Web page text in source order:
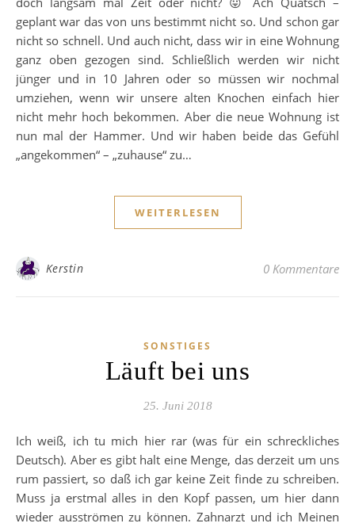
geplant war das von uns bestimmt nicht so. Und schon gar
nicht so schnell. Und auch nicht, dass wir in eine Wohnung
ganz oben gezogen sind. Schließlich werden wir nicht
jünger und in 10 Jahren oder so müssen wir nochmal
umziehen, wenn wir unsere alten Knochen einfach hier
nicht mehr hoch bekommen. Aber die neue Wohnung ist
nun mal der Hammer. Und wir haben beide das Gefühl
„angekommen“ – „zuhause“ zu…
WEITERLESEN
Kerstin 0 Kommentare
SONSTIGES
Läuft bei uns
25. Juni 2018
Ich weiß, ich tu mich hier rar (was für ein schreckliches
Deutsch). Aber es gibt halt eine Menge, das derzeit um uns
rum passiert, so daß ich gar keine Zeit finde zu schreiben.
Muss ja erstmal alles in den Kopf passen, um hier dann
wieder ausströmen zu können. Zahnarzt und ich Meinen